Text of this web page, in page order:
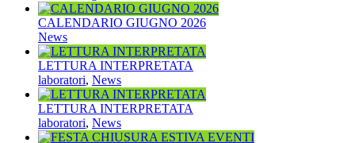
CALENDARIO GIUGNO 2026
News
LETTURA INTERPRETATA
laboratori, News
LETTURA INTERPRETATA
laboratori, News